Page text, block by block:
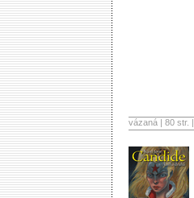
vázaná | 80 str. |